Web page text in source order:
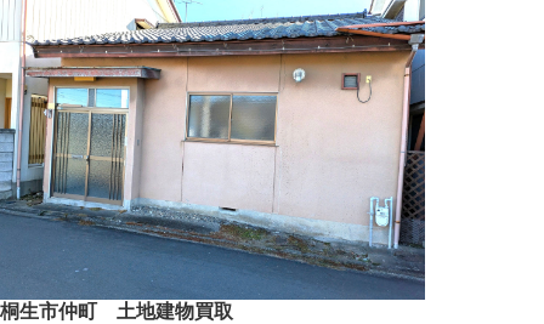
桐生市仲町 土地建物買取